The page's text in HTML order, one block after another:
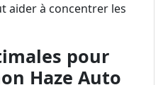
aider à concentrer les
pour
Haze Auto